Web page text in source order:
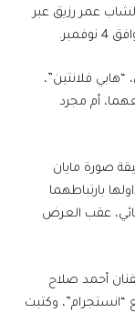
عمر رزيق عبر
فلانتين”،
أم مجرد
صورة مايان
بارتباطهما
عقب العرض
أحمد صلاح
وكتبت